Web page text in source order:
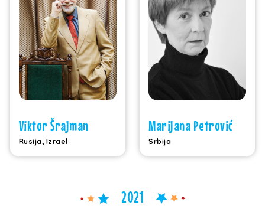
Viktor Šrajman
Rusija, Izrael
Marijana Petrović
Srbija
2021